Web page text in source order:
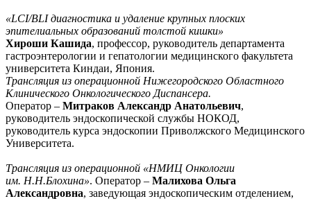
«LCI/BLI диагностика и удаление крупных плоских
эпителиальных образований толстой кишки»
Хироши Кашида, профессор, руководитель департамента
гастроэнтерологии и гепатологии медицинского факультета
университета Киндаи, Япония.
Трансляция из операционной Нижегородского Областного
Клинического Онкологического Диспансера.
Оператор – Митраков Александр Анатольевич,
руководитель эндоскопической службы НОКОД,
руководитель курса эндоскопии Приволжского Медицинского
Университета.
Трансляция из операционной «НМИЦ Онкологии
им. Н.Н.Блохина». Оператор – Малихова Ольга
Александровна, заведующая эндоскопическим отделением,